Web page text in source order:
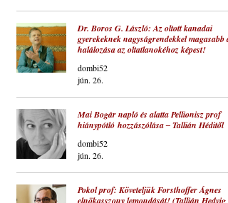
Dr. Boros G. László: Az oltott kanadai
gyerekeknek nagyságrendekkel magasabb a
halálozása az oltatlanokéhoz képest!
dombi52
jún. 26.
Mai Bogár napló és alatta Pellionisz prof
hiánypótló hozzászólása ‒ Tallián Héditől
dombi52
jún. 26.
Pokol prof: Követeljük Forsthoffer Ágnes
elnökasszony lemondását! (Tallián Hedvig